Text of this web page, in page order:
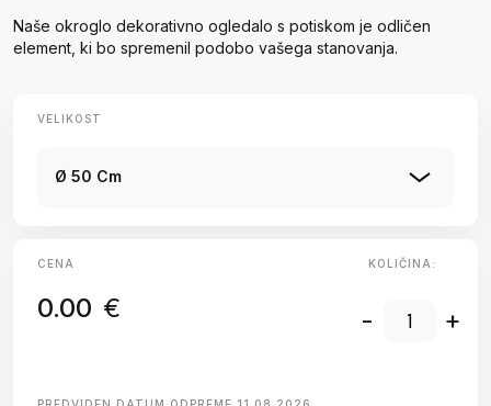
Naše okroglo dekorativno ogledalo s potiskom je odličen
element, ki bo spremenil podobo vašega stanovanja.
VELIKOST
Ø 50 Cm
CENA
0.00 €
KOLIČINA:
- +